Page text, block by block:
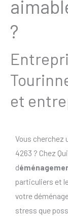
?
et
Vous cherchez
4263 ? Chez
d
particuliers et
votre
stress que